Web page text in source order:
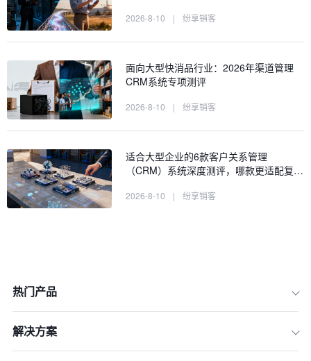
2026-8-10 | 纷享销客
面向大型快消品行业：2026年渠道管理
CRM系统专项测评
2026-8-10 | 纷享销客
适合大型企业的6款客户关系管理
（CRM）系统深度测评，哪款更适配复…
2026-8-10 | 纷享销客
热门产品
解决方案